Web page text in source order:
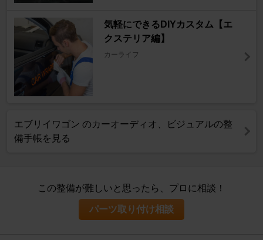
気軽にできるDIYカスタム【エ
クステリア編】
カーライフ
エブリイワゴン のカーオーディオ、ビジュアルの整
備手帳を見る
この整備が難しいと思ったら、プロに相談！
パーツ取り付け相談